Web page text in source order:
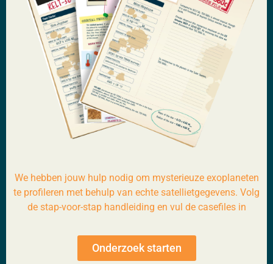
We hebben jouw hulp nodig om mysterieuze exoplaneten
te profileren met behulp van echte satellietgegevens. Volg
de stap-voor-stap handleiding en vul de casefiles in
Onderzoek starten